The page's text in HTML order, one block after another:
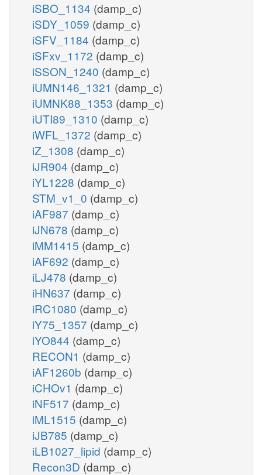
iSBO_1134 (damp_c)
iSDY_1059 (damp_c)
iSFV_1184 (damp_c)
iSFxv_1172 (damp_c)
iSSON_1240 (damp_c)
iUMN146_1321 (damp_c)
iUMNK88_1353 (damp_c)
iUTI89_1310 (damp_c)
iWFL_1372 (damp_c)
iZ_1308 (damp_c)
iJR904 (damp_c)
iYL1228 (damp_c)
STM_v1_0 (damp_c)
iAF987 (damp_c)
iJN678 (damp_c)
iMM1415 (damp_c)
iAF692 (damp_c)
iLJ478 (damp_c)
iHN637 (damp_c)
iRC1080 (damp_c)
iY75_1357 (damp_c)
iYO844 (damp_c)
RECON1 (damp_c)
iAF1260b (damp_c)
iCHOv1 (damp_c)
iNF517 (damp_c)
iML1515 (damp_c)
iJB785 (damp_c)
iLB1027_lipid (damp_c)
Recon3D (damp_c)